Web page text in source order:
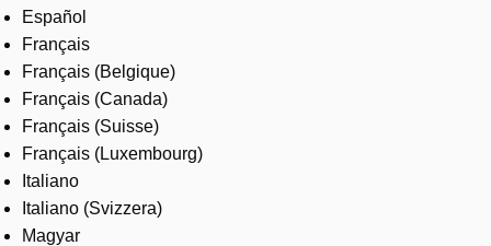
Español
Français
Français (Belgique)
Français (Canada)
Français (Suisse)
Français (Luxembourg)
Italiano
Italiano (Svizzera)
Magyar